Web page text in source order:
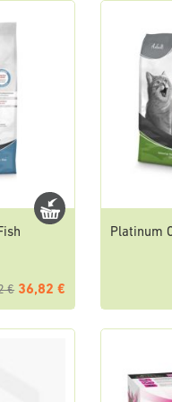
€ 36,82 €
Platinum